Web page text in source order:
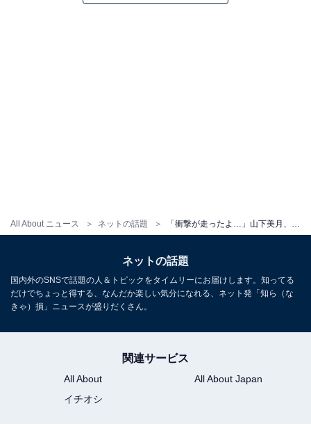
All About ニュース ネットの話題
ネットの話題
国内外のSNSで話題の人＆トピックをタイムリーにお届けします。知ってる
だけでちょっと得する、なんだか楽しい気分になれる、ネット発「知ら（な
きゃ）損」ニュースが盛りだくさん。
関連サービス
All About
All About Japan
イチオシ